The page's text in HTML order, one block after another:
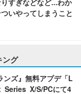
すぎなどなど…わか
いやってしまうこと
ング
ンズ』無料アプデ「L
Series X/S/PCにて4